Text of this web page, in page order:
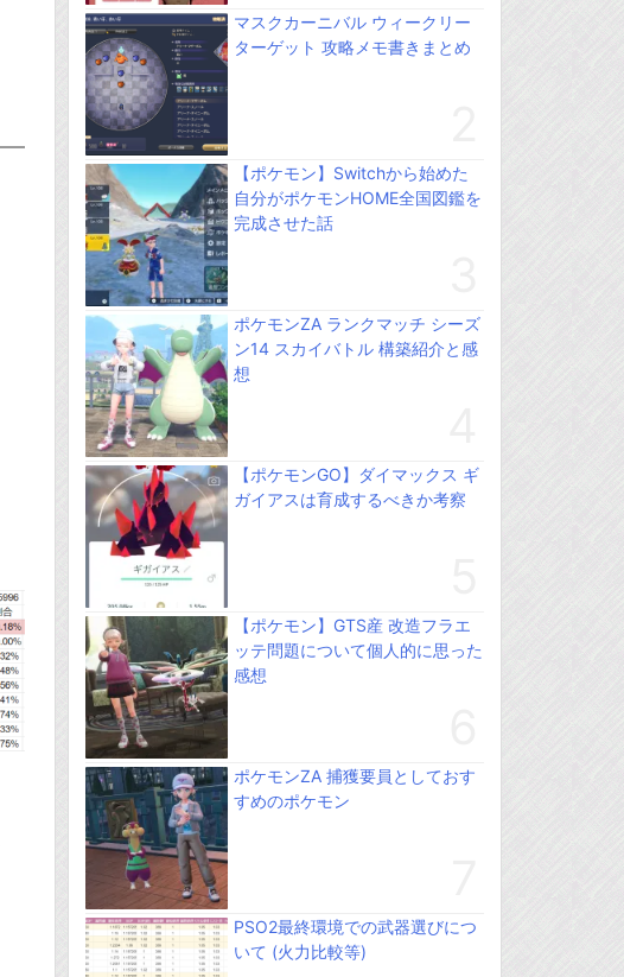
マスクカーニバル ウィークリー
ターゲット 攻略メモ書きまとめ
【ポケモン】Switchから始めた
自分がポケモンHOME全国図鑑を
完成させた話
ポケモンZA ランクマッチ シーズ
ン14 スカイバトル 構築紹介と感
想
【ポケモンGO】ダイマックス ギ
ガイアスは育成するべきか考察
【ポケモン】GTS産 改造フラエ
ッテ問題について個人的に思った
感想
ポケモンZA 捕獲要員としておす
すめのポケモン
PSO2最終環境での武器選びにつ
いて (火力比較等)